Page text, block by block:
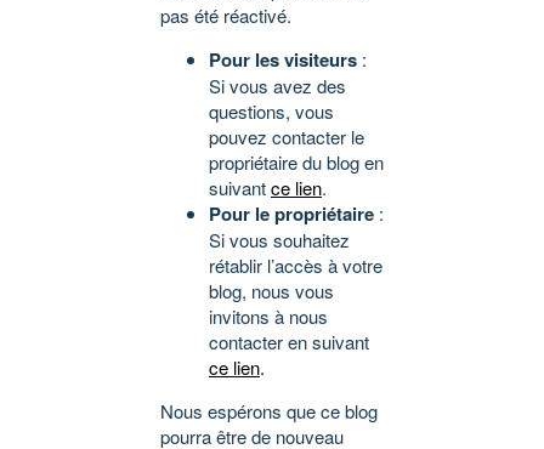
pas été réactivé.
Pour les visiteurs :
Si vous avez des
questions, vous
pouvez contacter le
propriétaire du blog en
suivantce lien.
Pour le propriétaire :
Si vous souhaitez
rétablir l’accès à votre
blog, nous vous
invitons à nous
contacter en suivant
ce lien.
Nous espérons que ce blog
pourra être de nouveau